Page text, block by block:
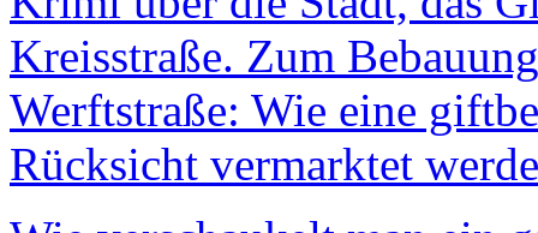
Kreisstraße. Zum
Werftstraße: Wie eine
Rücksicht vermarktet